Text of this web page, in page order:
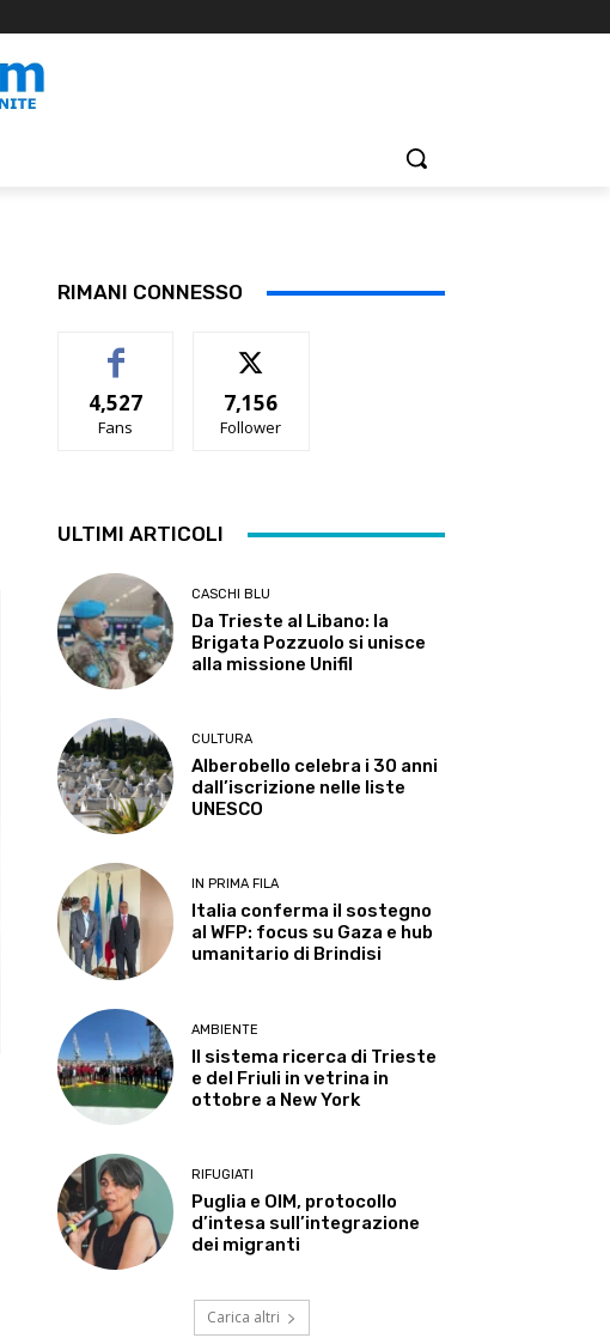
RIMANI CONNESSO
4,527
Fans
7,156
Follower
ULTIMI ARTICOLI
CASCHI BLU
Da Trieste al Libano: la
Brigata Pozzuolo si unisce
alla missione Unifil
CULTURA
Alberobello celebra i 30 anni
dall’iscrizione nelle liste
UNESCO
IN PRIMA FILA
Italia conferma il sostegno
al WFP: focus su Gaza e hub
umanitario di Brindisi
AMBIENTE
Il sistema ricerca di Trieste
e del Friuli in vetrina in
ottobre a New York
RIFUGIATI
Puglia e OIM, protocollo
d’intesa sull’integrazione
dei migranti
Carica altri